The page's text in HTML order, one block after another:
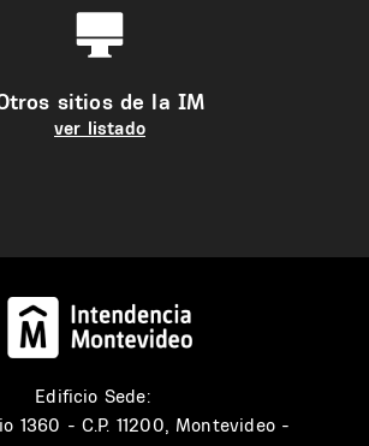
sitios de la IM
ver listado
Edificio Sede:
1360 - C.P. 11200, Montevideo -